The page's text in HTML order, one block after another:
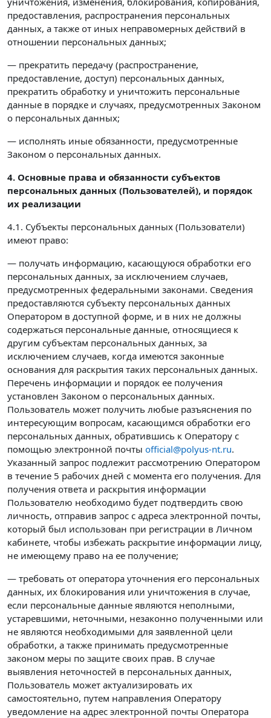
предоставления, распространения персональных
данных, а также от иных неправомерных действий в
отношении персональных данных;
— прекратить передачу (распространение,
предоставление, доступ) персональных данных,
прекратить обработку и уничтожить персональные
данные в порядке и случаях, предусмотренных Законом
о персональных данных;
— исполнять иные обязанности, предусмотренные
Законом о персональных данных.
4. Основные права и обязанности субъектов
персональных данных (Пользователей), и порядок
их реализации
4.1. Субъекты персональных данных (Пользователи)
имеют право:
— получать информацию, касающуюся обработки его
персональных данных, за исключением случаев,
предусмотренных федеральными законами. Сведения
предоставляются субъекту персональных данных
Оператором в доступной форме, и в них не должны
содержаться персональные данные, относящиеся к
другим субъектам персональных данных, за
исключением случаев, когда имеются законные
основания для раскрытия таких персональных данных.
Перечень информации и порядок ее получения
установлен Законом о персональных данных.
Пользователь может получить любые разъяснения по
интересующим вопросам, касающимся обработки его
персональных данных, обратившись к Оператору с
помощью электронной почты official@polyus-nt.ru.
Указанный запрос подлежит рассмотрению Оператором
в течение 5 рабочих дней с момента его получения. Для
получения ответа и раскрытия информации
Пользователю необходимо будет подтвердить свою
личность, отправив запрос с адреса электронной почты,
который был использован при регистрации в Личном
кабинете, чтобы избежать раскрытие информации лицу,
не имеющему право на ее получение;
— требовать от оператора уточнения его персональных
данных, их блокирования или уничтожения в случае,
если персональные данные являются неполными,
устаревшими, неточными, незаконно полученными или
не являются необходимыми для заявленной цели
обработки, а также принимать предусмотренные
законом меры по защите своих прав. В случае
выявления неточностей в персональных данных,
Пользователь может актуализировать их
самостоятельно, путем направления Оператору
уведомление на адрес электронной почты Оператора